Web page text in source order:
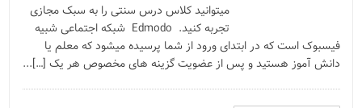
میتوانید کلاس درس سنتی را به سبک مجازی
تجربه کنید. Edmodo شبکه اجتماعی شبیه
فیسبوک است که در ابتدای ورود از شما پرسیده میشود که معلم یا
دانش آموز هستید و پس از عضویت گزینه های مخصوص هر یک […]...